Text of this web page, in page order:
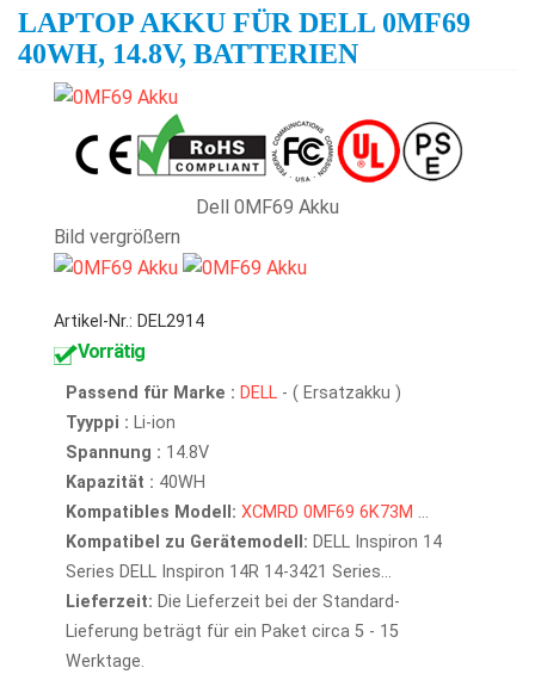
LAPTOP AKKU FÜR DELL 0MF69
40WH, 14.8V, BATTERIEN
Dell 0MF69 Akku
Bild vergrößern
Artikel-Nr.: DEL2914
Vorrätig
Passend für Marke : DELL - ( Ersatzakku )
Tyyppi : Li-ion
Spannung : 14.8V
Kapazität : 40WH
Kompatibles Modell: XCMRD 0MF69 6K73M ...
Kompatibel zu Gerätemodell: DELL Inspiron 14
Series DELL Inspiron 14R 14-3421 Series...
Lieferzeit: Die Lieferzeit bei der Standard-
Lieferung beträgt für ein Paket circa 5 - 15
Werktage.